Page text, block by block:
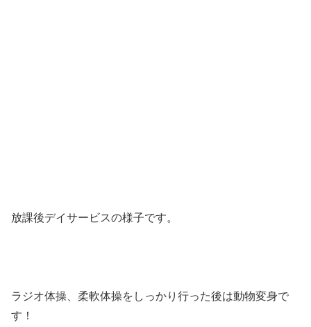
放課後デイサービスの様子です。
ラジオ体操、柔軟体操をしっかり行った後は動物変身で
す！